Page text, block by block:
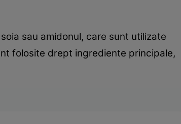
sau amidonul, care sunt utilizate
folosite drept ingrediente principale,